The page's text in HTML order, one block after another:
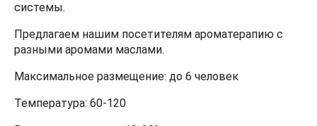
системы.
Предлагаем нашим посетителям ароматерапию с
разными аромами маслами.
Максимальное размещение: до 6 человек
Температура: 60-120